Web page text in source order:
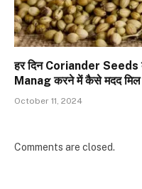
हर दिन Coriander Seeds
Manag करने में कैसे मदद
October 11, 2024
Comments are closed.